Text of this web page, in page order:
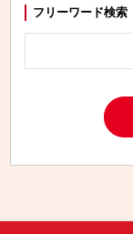
フリーワード検索